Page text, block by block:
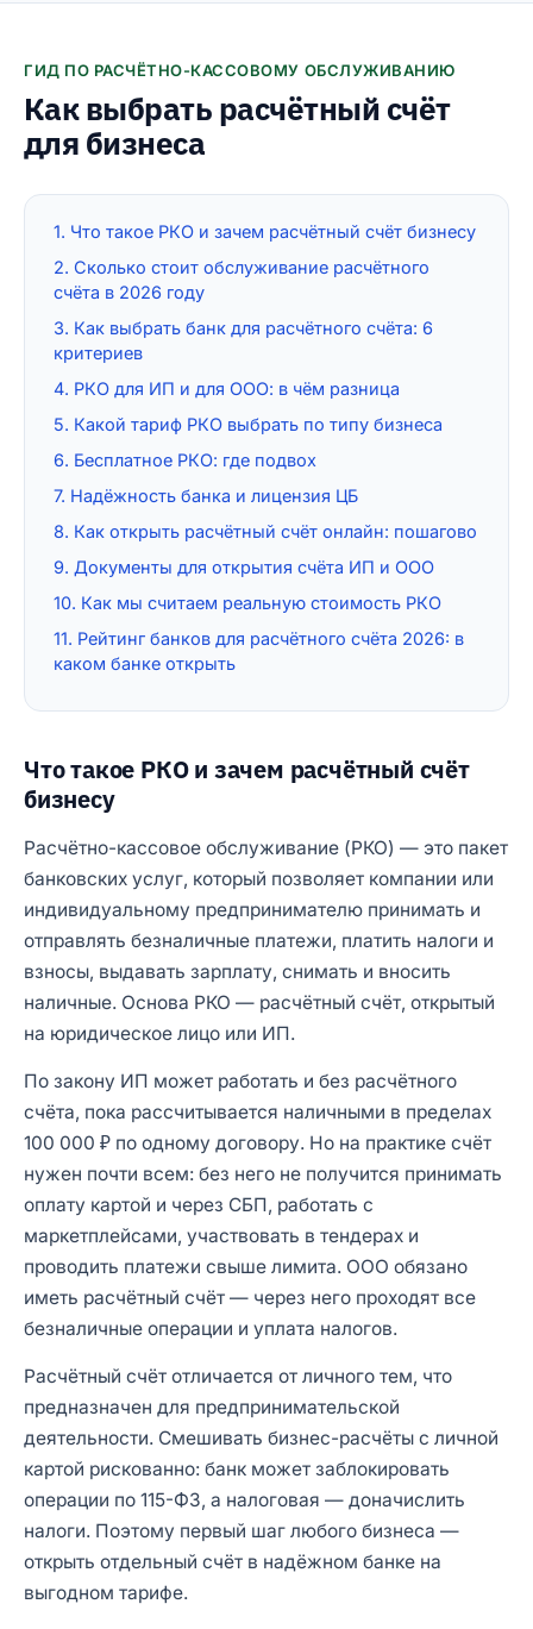
ГИД ПО РАСЧЁТНО-КАССОВОМУ ОБСЛУЖИВАНИЮ
Как выбрать расчётный счёт
для бизнеса
1. Что такое РКО и зачем расчётный счёт бизнесу
2. Сколько стоит обслуживание расчётного
счёта в 2026 году
3. Как выбрать банк для расчётного счёта: 6
критериев
4. РКО для ИП и для ООО: в чём разница
5. Какой тариф РКО выбрать по типу бизнеса
6. Бесплатное РКО: где подвох
7. Надёжность банка и лицензия ЦБ
8. Как открыть расчётный счёт онлайн: пошагово
9. Документы для открытия счёта ИП и ООО
10. Как мы считаем реальную стоимость РКО
11. Рейтинг банков для расчётного счёта 2026: в
каком банке открыть
Что такое РКО и зачем расчётный счёт
бизнесу
Расчётно-кассовое обслуживание (РКО) — это пакет
банковских услуг, который позволяет компании или
индивидуальному предпринимателю принимать и
отправлять безналичные платежи, платить налоги и
взносы, выдавать зарплату, снимать и вносить
наличные. Основа РКО — расчётный счёт, открытый
на юридическое лицо или ИП.
По закону ИП может работать и без расчётного
счёта, пока рассчитывается наличными в пределах
100 000 ₽ по одному договору. Но на практике счёт
нужен почти всем: без него не получится принимать
оплату картой и через СБП, работать с
маркетплейсами, участвовать в тендерах и
проводить платежи свыше лимита. ООО обязано
иметь расчётный счёт — через него проходят все
безналичные операции и уплата налогов.
Расчётный счёт отличается от личного тем, что
предназначен для предпринимательской
деятельности. Смешивать бизнес-расчёты с личной
картой рискованно: банк может заблокировать
операции по 115-ФЗ, а налоговая — доначислить
налоги. Поэтому первый шаг любого бизнеса —
открыть отдельный счёт в надёжном банке на
выгодном тарифе.